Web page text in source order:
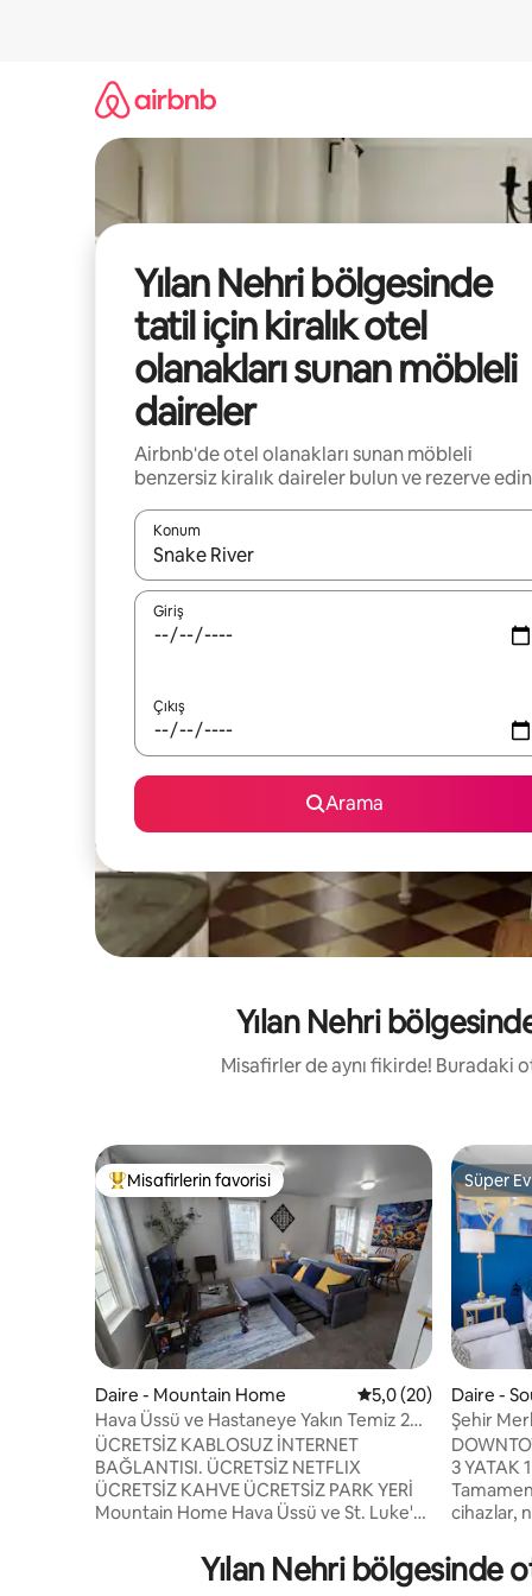
Yılan Nehri bölgesinde
tatil için kiralık otel
olanakları sunan möbleli
daireler
Airbnb'de otel olanakları sunan möbleli
benzersiz kiralık daireler bulun ve rezerve edin
Konum
Sonuçlar kullanılabilir olduğunda yukarı ve aşağı
Giriş
Çıkış
Arama
Yılan Nehri
Misafirler de aynı fikirde! Buradaki
Misafirlerin favorilerinden en beğenilenler arasında
Misafirlerin favorisi
Daire - Mountain Home 5 üzerinden
5,0 (20)
Hava Üssü ve Hastaneye Yakın Temiz 2
Yatak Odalı Mekân | Hızlı Wifi + Sessiz
ÜCRETSİZ KABLOSUZ İNTERNET
BAĞLANTISI. ÜCRETSİZ NETFLIX
ÜCRETSİZ KAHVE ÜCRETSİZ PARK YERİ
Mountain Home Hava Üssü ve St. Luke's
mesafede, sessiz ve merkezi bir bölgede,
2 yatak odalı temiz ve konforlu bir
Süper
Süper
Daire -
Şehir
Boise
3 YATAK
cihazlar,
otopark
ve Akıllı
Yılan Nehri bölgesinde